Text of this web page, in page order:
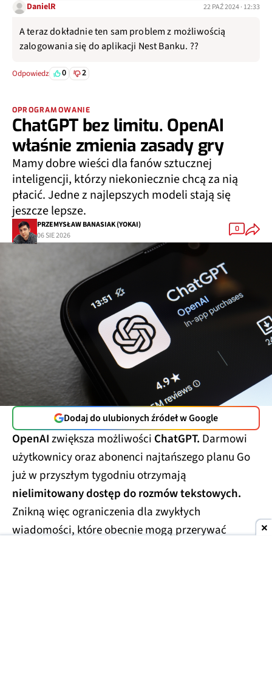
DanielR 22 PAŹ 2024 · 12:33
A teraz dokładnie ten sam problem z możliwością
zalogowania się do aplikacji Nest Banku. ??
Odpowiedz 0 2
OPROGRAMOWANIE
ChatGPT bez limitu. OpenAI
właśnie zmienia zasady gry
Mamy dobre wieści dla fanów sztucznej
inteligencji, którzy niekoniecznie chcą za nią
płacić. Jedne z najlepszych modeli stają się
jeszcze lepsze.
PRZEMYSŁAW BANASIAK (YOKAI)
06 SIE 2026
0
Dodaj do ulubionych źródeł w Google
OpenAIzwiększa możliwości ChatGPT. Darmowi
użytkownicy oraz abonenci najtańszego planu Go
już w przyszłym tygodniu otrzymają
nielimitowany dostęp do rozmów tekstowych.
Znikną więc ograniczenia dla zwykłych
wiadomości, które obecnie mogą przerywać